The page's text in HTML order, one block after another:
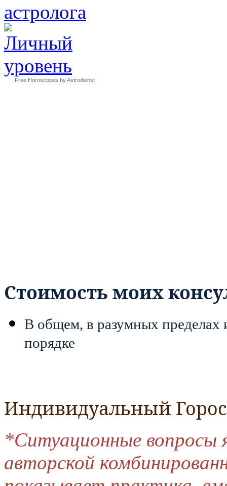
Free Horoscopes by Astrodienst
Стоимость моих
В общем, в разумных пределах
порядке
Индивидуальный
*Ситуационные вопросы
авторской